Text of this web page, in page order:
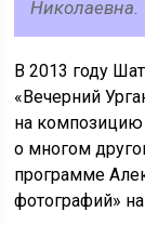
Николаевна.
В 2013 году
«Вечерний
на
о многом
программе
фотографий»